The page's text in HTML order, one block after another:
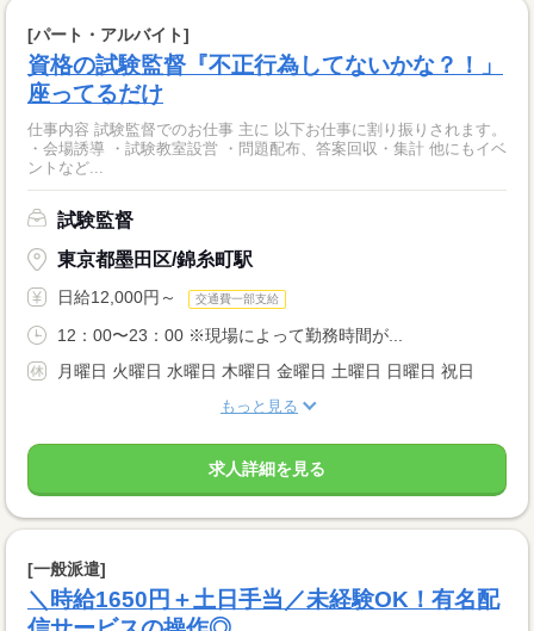
[パート・アルバイト]
資格の試験監督『不正行為してないかな？！」
座ってるだけ
仕事内容 試験監督でのお仕事 主に 以下お仕事に割り振りされます。
・会場誘導 ・試験教室設営 ・問題配布、答案回収・集計 他にもイベ
ントなど...
試験監督
東京都墨田区/錦糸町駅
日給12,000円～ 交通費一部支給
12：00〜23：00 ※現場によって勤務時間が...
月曜日 火曜日 水曜日 木曜日 金曜日 土曜日 日曜日 祝日
もっと見る
求人詳細を見る
[一般派遣]
＼時給1650円＋土日手当／未経験OK！有名配